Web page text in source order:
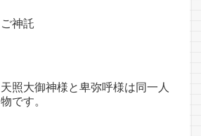
ご神託
天照大御神様と卑弥呼様は同一人
物です。